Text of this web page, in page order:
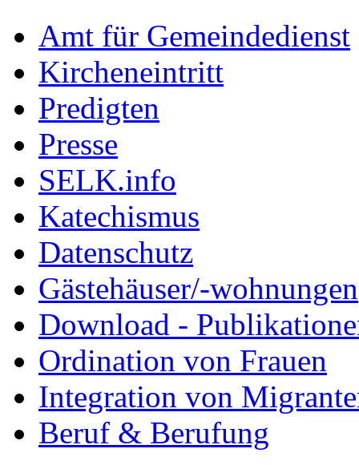
Amt für Gemeindedienst
Kircheneintritt
Predigten
Presse
SELK.info
Katechismus
Datenschutz
Gästehäuser/-wohnungen
Download -
Ordination von Frauen
Integration von
Beruf & Berufung